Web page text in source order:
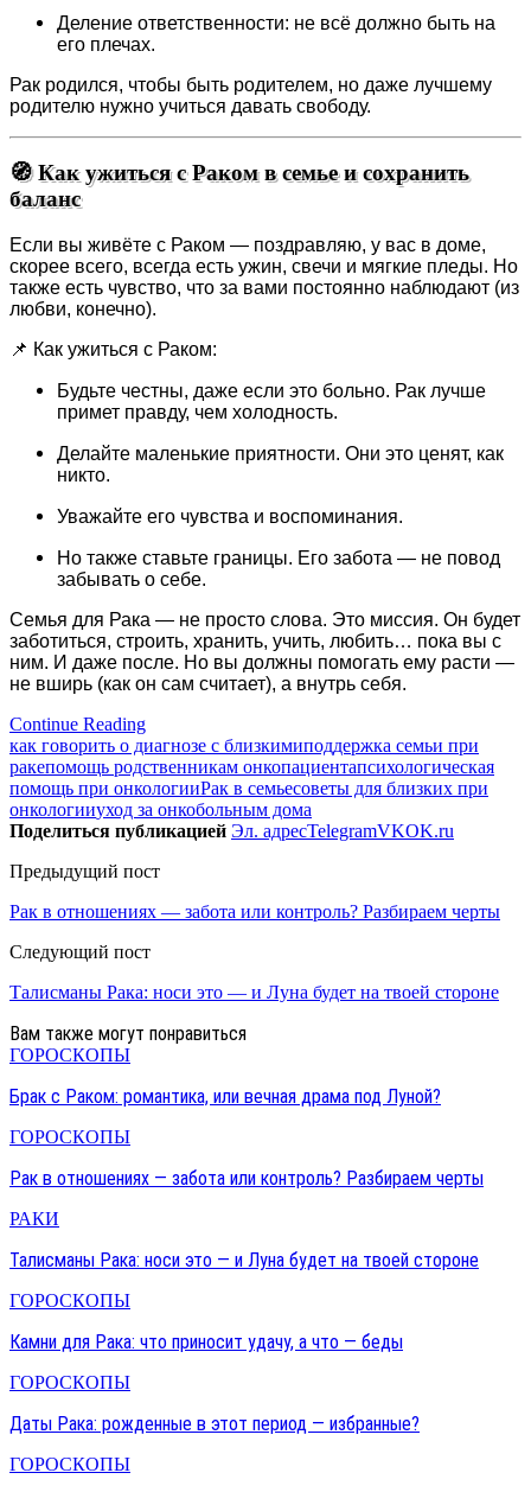
Деление ответственности: не всё должно быть на
его плечах.
Рак родился, чтобы быть родителем, но даже лучшему
родителю нужно учиться давать свободу.
🧭 Как ужиться с Раком в семье и сохранить
баланс
Если вы живёте с Раком — поздравляю, у вас в доме,
скорее всего, всегда есть ужин, свечи и мягкие пледы. Но
также есть чувство, что за вами постоянно наблюдают (из
любви, конечно).
📌 Как ужиться с Раком:
Будьте честны, даже если это больно. Рак лучше
примет правду, чем холодность.
Делайте маленькие приятности. Они это ценят, как
никто.
Уважайте его чувства и воспоминания.
Но также ставьте границы. Его забота — не повод
забывать о себе.
Семья для Рака — не просто слова. Это миссия. Он будет
заботиться, строить, хранить, учить, любить… пока вы с
ним. И даже после. Но вы должны помогать ему расти —
не вширь (как он сам считает), а внутрь себя.
Continue Reading
как говорить о диагнозе с близкимиподдержка семьи при
ракепомощь родственникам онкопациентапсихологическая
помощь при онкологииРак в семьесоветы для близких при
онкологииуход за онкобольным дома
Поделиться публикацией Эл. адресTelegramVKOK.ru
Предыдущий пост
Рак в отношениях — забота или контроль? Разбираем черты
Следующий пост
Талисманы Рака: носи это — и Луна будет на твоей стороне
Вам также могут понравиться
ГОРОСКОПЫ
Брак с Раком: романтика, или вечная драма под Луной?
ГОРОСКОПЫ
Рак в отношениях — забота или контроль? Разбираем черты
РАКИ
Талисманы Рака: носи это — и Луна будет на твоей стороне
ГОРОСКОПЫ
Камни для Рака: что приносит удачу, а что — беды
ГОРОСКОПЫ
Даты Рака: рожденные в этот период — избранные?
ГОРОСКОПЫ